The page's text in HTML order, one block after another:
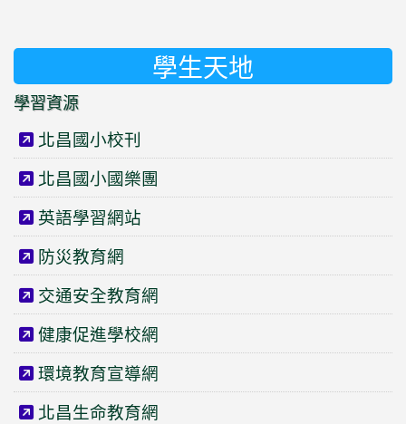
學生天地
學習資源
北昌國小校刊
北昌國小國樂團
英語學習網站
防災教育網
交通安全教育網
健康促進學校網
環境教育宣導網
北昌生命教育網